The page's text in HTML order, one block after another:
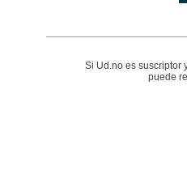
Si Ud.no es suscriptor
puede